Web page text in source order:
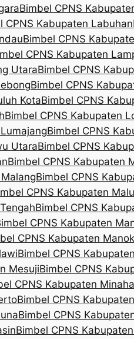
Bimbel CPNS
CPNS Kabupaten
Bimbel CPNS
CPNS Kabupaten
UtaraBimbel CPNS
Bimbel CPNS
KotaBimbel CPNS
Bimbel CPNS Kabupaten
Bimbel CPNS
UtaraBimbel CPNS
Bimbel CPNS Kabupaten
Bimbel CPNS
CPNS Kabupaten
Bimbel CPNS
CPNS Kabupaten
CPNS Kabupaten
Bimbel CPNS
MesujiBimbel CPNS
CPNS Kabupaten
Bimbel CPNS
Bimbel CPNS
Bimbel CPNS